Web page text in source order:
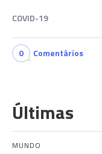
COVID-19
0 Comentários
Últimas
MUNDO